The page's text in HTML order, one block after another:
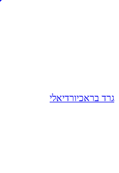
גרד בראכיורדיאלי